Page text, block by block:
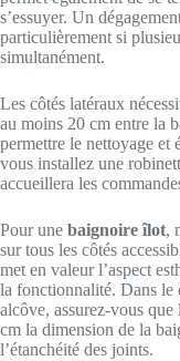
s’essuyer. Un
particulièrement si
simultanément.
Les côtés latéraux
au moins 20 cm entre la
permettre le nettoyage et
vous installez une
accueillera les
Pour une baignoire îlot,
sur tous les côtés
met en valeur l’aspect
la fonctionnalité. Dans le
alcôve, assurez-vous
cm la dimension de la
l’étanchéité des joints.